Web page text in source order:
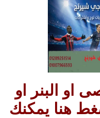
او البنر او
هنا يمكنك